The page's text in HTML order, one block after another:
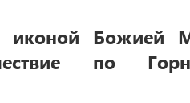
Божией
по